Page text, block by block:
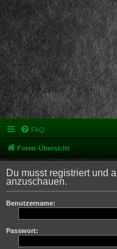
FAQ
Foren-Übersicht
Du musst registriert und
anzuschauen.
Benutzername:
Passwort: